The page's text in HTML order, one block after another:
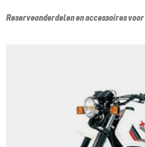
Reserveonderdelen en accessoires voor